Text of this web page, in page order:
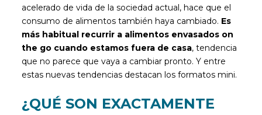
acelerado de vida de la sociedad actual, hace que el
consumo de alimentos también haya cambiado. Es
más habitual recurrir a alimentos envasados on
the go cuando estamos fuera de casa, tendencia
que no parece que vaya a cambiar pronto. Y entre
estas nuevas tendencias destacan los formatos mini.
¿QUÉ SON EXACTAMENTE